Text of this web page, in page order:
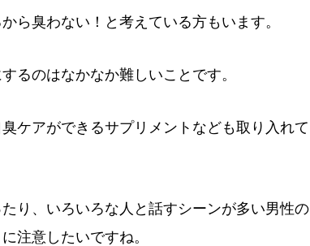
ら臭わない！と考えている方もいます。
るのはなかなか難しいことです。
ケアができるサプリメントなども取り入れて
り、いろいろな人と話すシーンが多い男性の
注意したいですね。